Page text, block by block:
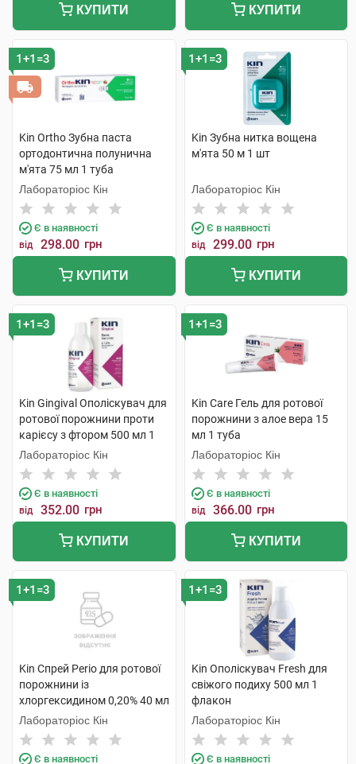
КУПИТИ КУПИТИ
1+1=3
Kin Ortho Зубна паста
ортодонтична полунична
м'ята 75 мл 1 туба
Лабораторіос Кін
Є в наявності
від 298.00 грн
КУПИТИ
1+1=3
Kin Зубна нитка вощена
м'ята 50 м 1 шт
Лабораторіос Кін
Є в наявності
від 299.00 грн
КУПИТИ
1+1=3
Kin Gingival Ополіскувач для
ротової порожнини проти
карієсу з фтором 500 мл 1
флакон
Лабораторіос Кін
Є в наявності
від 352.00 грн
КУПИТИ
1+1=3
Kin Care Гель для ротової
порожнини з алое вера 15
мл 1 туба
Лабораторіос Кін
Є в наявності
від 366.00 грн
КУПИТИ
1+1=3
Kin Спрей Perio для ротової
порожнини із
хлоргексидином 0,20% 40 мл
1 флакон
Лабораторіос Кін
Є в наявності
1+1=3
Kin Ополіскувач Fresh для
свіжого подиху 500 мл 1
флакон
Лабораторіос Кін
Є в наявності